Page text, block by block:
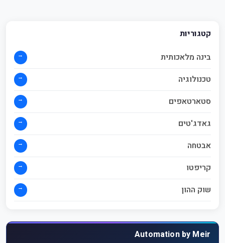
קטגוריות
בינה מלאכותית
→
טכנולוגיה →
סטארטאפים →
גאדג'טים →
אבטחה →
קריפטו →
שוק ההון →
Automation by Meir